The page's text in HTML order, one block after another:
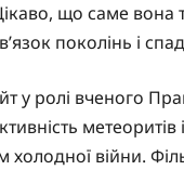
що саме вона
поколінь і
у ролі вченого
війни.